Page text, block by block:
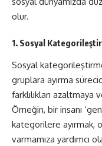
olur.
1. Sosyal
Sosyal
gruplara ayırma
farklılıkları azaltmaya
Örneğin, bir insanı
kategorilere ayırmak,
varmamıza yardımcı